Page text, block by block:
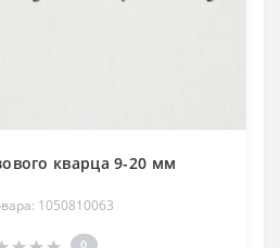
кварца 9-20 мм
1050810063
0